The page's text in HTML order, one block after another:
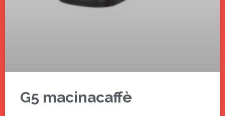
G5 macinacaffè